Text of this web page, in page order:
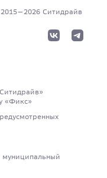
2026 Cитидрайв
«Фикс»
муниципальный